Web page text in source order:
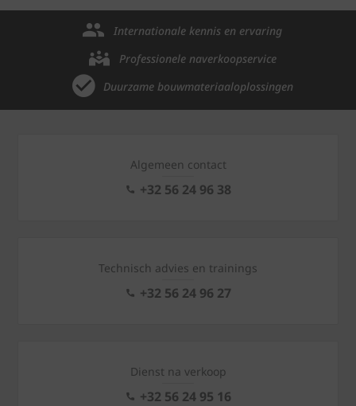
Internationale kennis en ervaring
Professionele naverkoopservice
Duurzame bouwmateriaaloplossingen
Algemeen contact
+32 56 24 96 38
Technisch advies en trainings
+32 56 24 96 27
Dienst na verkoop
+32 56 24 95 16